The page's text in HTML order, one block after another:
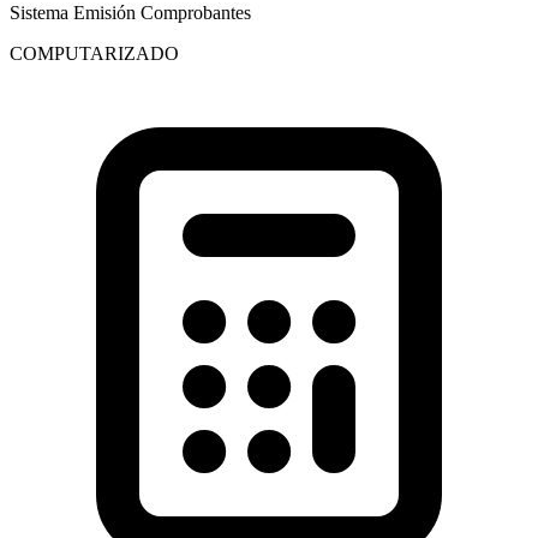
Sistema Emisión Comprobantes
COMPUTARIZADO